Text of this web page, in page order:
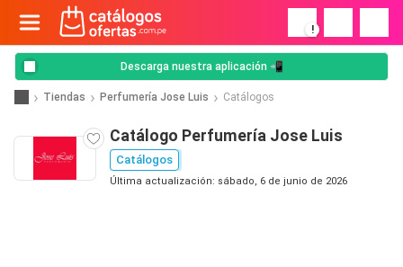
!
Descarga nuestra aplicación 📲
Tiendas Perfumería Jose Luis Catálogos
Catálogo Perfumería Jose Luis
Catálogos
Última actualización: sábado, 6 de junio de 2026